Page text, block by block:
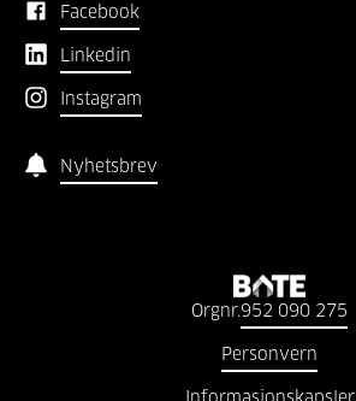
Facebook
Linkedin
Instagram
Nyhetsbrev
Orgnr.952 090 275
Personvern